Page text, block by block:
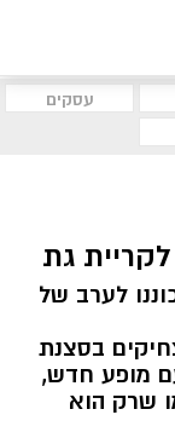
עסקים
גת
לערב של
בסצנת
מופע חדש,
שרק הוא